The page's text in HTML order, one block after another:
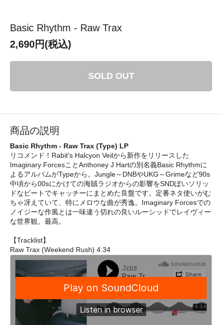
Basic Rhythm - Raw Trax
2,690円(税込)
SOLD OUT
商品の説明
Basic Rhythm - Raw Trax (Type) LP
リコメンド！Rabit's Halcyon Veilから新作をリリースした
Imaginary ForcesことAnthoney J Hartの別名義Basic Rhythmに
よるアルバムがTypeから。Jungle～DNBやUKG～Grimeなど90s
中頃から00sにかけての海賊ラジオからの影響をSNDぽいソリッ
ドなビートでキャッチーにまとめた良盤です。定番ネタ使いがむ
ちゃ冴えていて、特にメロウな曲が秀逸。Imaginary Forcesでの
ノイジーな作風とは一味違う切れの良いルーシッドでレイヴィー
な世界観。最高。
【Tracklist】
Raw Trax (Weekend Rush) 4:34